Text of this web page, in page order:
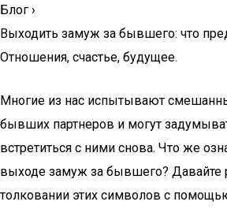
Блог ›
Выходить замуж за бывшего: что
Отношения, счастье, будущее.
Многие из нас испытывают
бывших партнеров и могут
встретиться с ними снова. Что же
выходе замуж за бывшего? Давайте
толковании этих символов с